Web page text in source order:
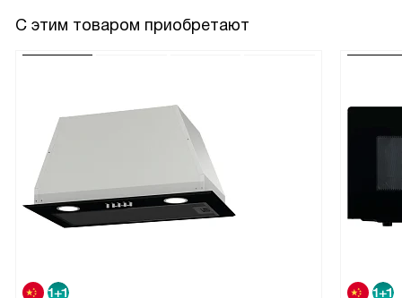
С этим товаром приобретают